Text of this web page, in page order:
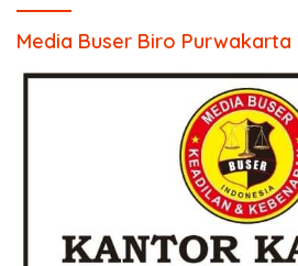
Media Buser Biro Purwakarta